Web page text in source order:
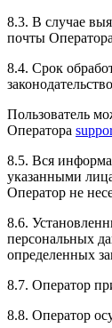
8.3. В случае
почты Оператора
8.4. Срок
Пользователь
Оператора
8.5. Вся
указанными
Оператор не
8.6.
персональных
определенных
8.7. Оператор
8.8. Оператор